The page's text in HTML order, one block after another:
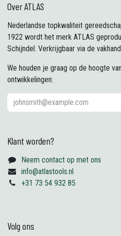
Over ATLAS
Nederlandse topkwaliteit
1922 wordt het merk ATLAS
Schijndel. Verkrijgbaar via de
We houden je graag op de hoogte
ontwikkelingen:
Klant worden?
Neem contact op met ons
info@atlastools.nl
+31 73 54 932 85
Volg ons